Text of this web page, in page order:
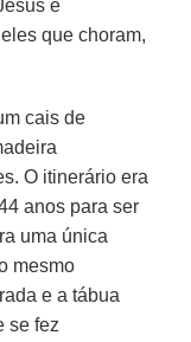
e
que choram,
cais de
O itinerário era
anos para ser
uma única
mesmo
e a tábua
se fez